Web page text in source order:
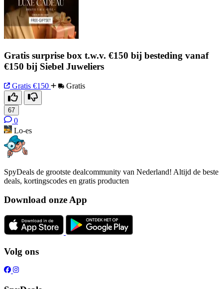
Gratis surprise box t.w.v. €150 bij besteding vanaf
€150 bij Siebel Juweliers
Gratis €150 Gratis
67
0
Lo-es
SpyDeals de grootste dealcommunity van Nederland! Altijd de beste
deals, kortingscodes en gratis producten
Download onze App
Volg ons